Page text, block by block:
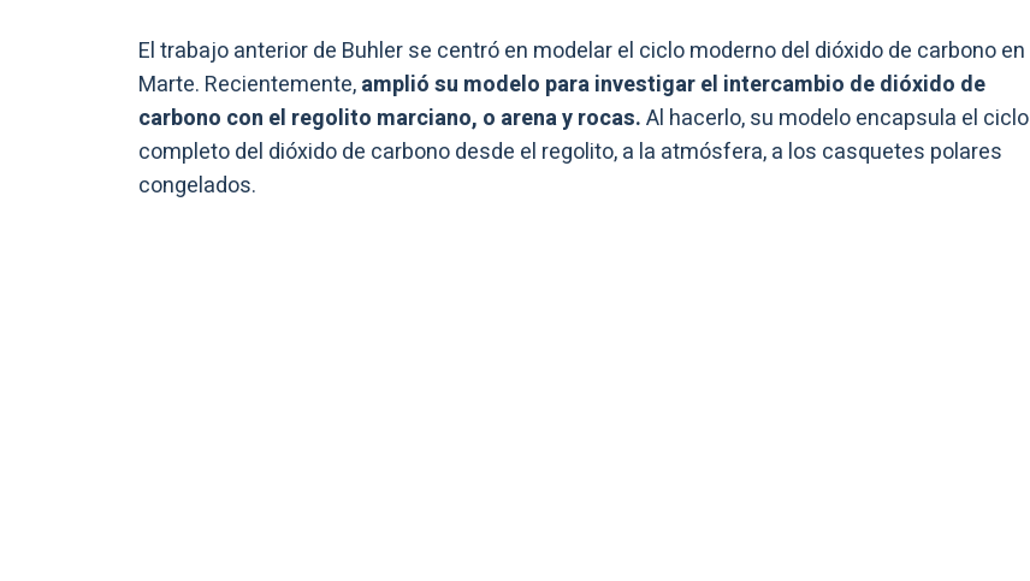
El trabajo anterior de Buhler se centró en modelar el ciclo moderno del dióxido de carbono en
Marte. Recientemente,amplió su modelo para investigar el intercambio de dióxido de
carbono con el regolito marciano, o arena y rocas.Al hacerlo, su modelo encapsula el ciclo
completo del dióxido de carbono desde el regolito, a la atmósfera, a los casquetes polares
congelados.